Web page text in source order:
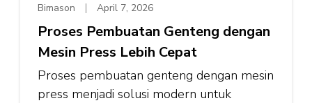
Bimason April 7, 2026
Proses Pembuatan Genteng dengan
Mesin Press Lebih Cepat
Proses pembuatan genteng dengan mesin
press menjadi solusi modern untuk